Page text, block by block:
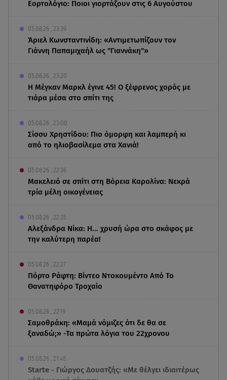
Εορτολόγιο: Ποιοι γιορτάζουν στις 6 Αυγούστου
05.08.26 , 23:39
Άριελ Κωνσταντινίδη: «Αντιμετωπίζουν τον
Γιάννη Παπαμιχαήλ ως "Γιαννάκη"»
05.08.26 , 23:20
Η Μέγκαν Μαρκλ έγινε 45! Ο ξέφρενος χορός με
τιάρα μέσα στο σπίτι της
05.08.26 , 23:00
Σίσσυ Χρηστίδου: Πιο όμορφη και λαμπερή κι
από το ηλιοβασίλεμα στα Χανιά!
05.08.26 , 22:36
Μακελειό σε σπίτι στη Βόρεια Καρολίνα: Νεκρά
τρία μέλη οικογένειας
05.08.26 , 22:35
Αλεξάνδρα Νίκα: Η... χρυσή ώρα στο σκάφος με
την καλύτερη παρέα!
05.08.26 , 22:27
Πόρτο Ράφτη: Bίντεο Ντοκουμέντο Από Το
Θανατηφόρο Τροχαίο
05.08.26 , 22:19
Σαμοθράκη: «Μαμά νόμιζες ότι δε θα σε
ξαναδώ;» -Τα πρώτα λόγια του 22χρονου
05.08.26 , 21:48
Starte - Γιώργος Δουατζής: «Με θέλγει ιδιαιτέρως